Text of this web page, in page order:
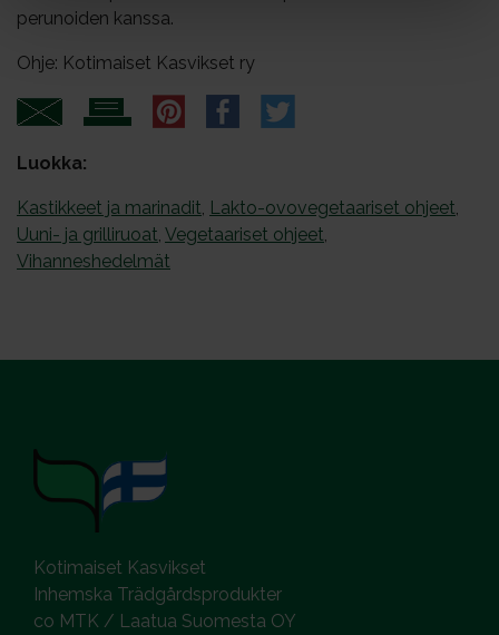
perunoiden kanssa.
Ohje: Kotimaiset Kasvikset ry
Luokka:
Kastikkeet ja marinadit, Lakto-ovovegetaariset ohjeet,
Uuni- ja grilliruoat, Vegetaariset ohjeet,
Vihanneshedelmät
Kotimaiset Kasvikset
Inhemska Trädgårdsprodukter
co MTK / Laatua Suomesta OY